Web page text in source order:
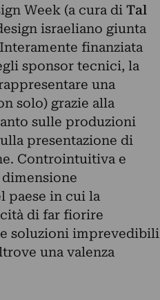
Week (a cura di Tal
israeliano giunta
finanziata
sponsor tecnici, la
una
solo) grazie alla
sulle produzioni
presentazione di
Controintuitiva e
paese in cui la
di far fiorire
soluzioni imprevedibili
una valenza